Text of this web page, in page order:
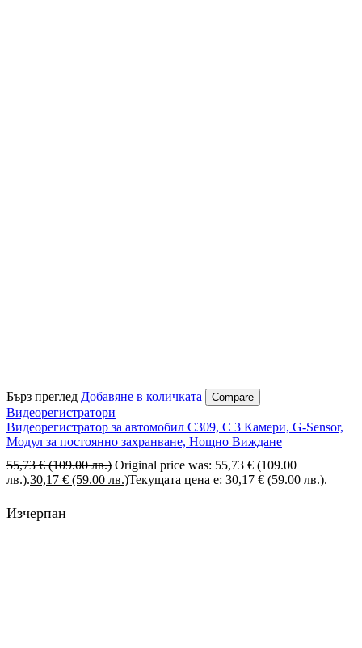
Бърз преглед Добавяне в количката Compare
Видеорегистратори
Видеорегистратор за автомобил C309, С 3 Камери, G-Sensor,
Модул за постоянно захранване, Нощно Виждане
55,73€ (109.00 лв.) Original price was: 55,73 € (109.00
лв.).30,17 € (59.00 лв.)Текущата цена е: 30,17 € (59.00 лв.).
Изчерпан